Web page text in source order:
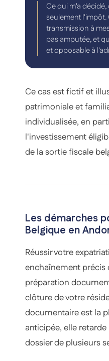
Ce qui m'a
seulement l'impôt.
transmission à
pas amputée, et
et opposable à
Ce cas est fictif et
patrimoniale et
individualisée, en
l'investissement
de la sortie fiscale
Les démarches
Belgique en
Réussir votre
enchaînement précis
préparation
clôture de votre
documentaire est la
anticipée, elle
dossier de plusieurs